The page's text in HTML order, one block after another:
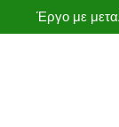
Έργο με